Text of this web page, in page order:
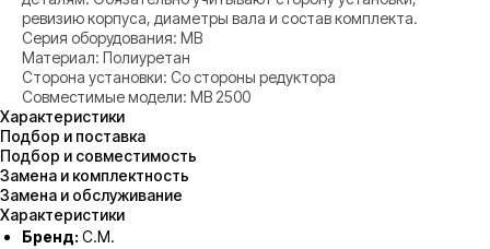
ревизию корпуса, диаметры вала и состав комплекта.
Серия оборудования: MB
Материал: Полиуретан
Сторона установки: Со стороны редуктора
Совместимые модели: MB 2500
Характеристики
Подбор и поставка
Подбор и совместимость
Замена и комплектность
Замена и обслуживание
Характеристики
Бренд: C.M.